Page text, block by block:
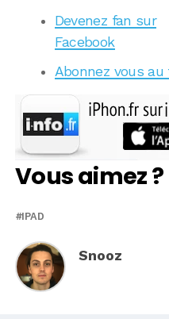
Devenez fan sur
Facebook
Abonnez vous au
Vous aimez
IPAD
Snooz